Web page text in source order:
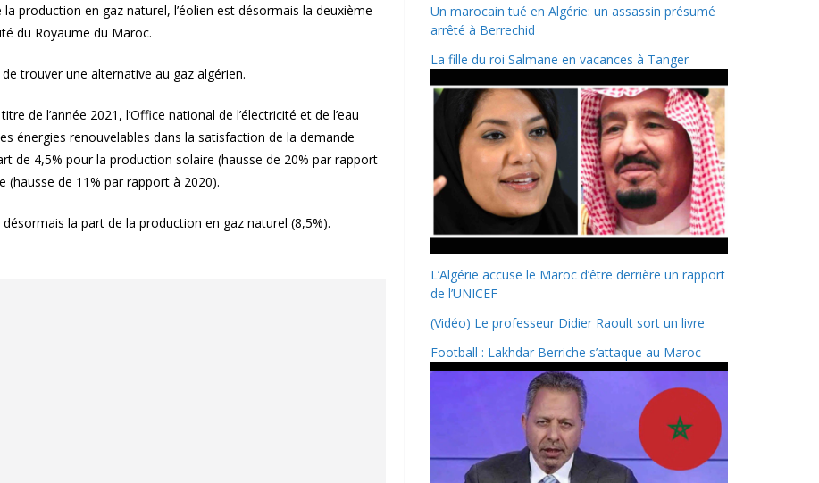
production en gaz naturel, l’éolien est désormais la deuxième
du Royaume du Maroc.
trouver une alternative au gaz algérien.
de l’année 2021, l’Office national de l’électricité et de l’eau
énergies renouvelables dans la satisfaction de la demande
de 4,5% pour la production solaire (hausse de 20% par rapport
de 11% par rapport à 2020).
la part de la production en gaz naturel (8,5%).
Un marocain tué en Algérie: un assassin présumé
arrêté à Berrechid
La fille du roi Salmane en vacances à Tanger
L’Algérie accuse le Maroc d’être derrière un rapport
de l’UNICEF
(Vidéo) Le professeur Didier Raoult sort un livre
Football : Lakhdar Berriche s’attaque au Maroc